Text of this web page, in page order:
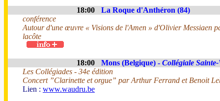
18:00
La Roque d'Anthéron (84)
conférence
Autour d'une œuvre « Visions de l'Amen » d'Olivier Messiaen
lacôte
18:00 Mons (Belgique) - Collégiale
Les Collégiades - 34e édition
Concert ”Clarinette et orgue” par Arthur Ferrand et Benoit
Lien : www.waudru.be